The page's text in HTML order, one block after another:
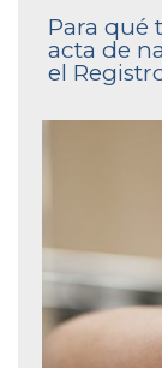
Para qué
acta de
el